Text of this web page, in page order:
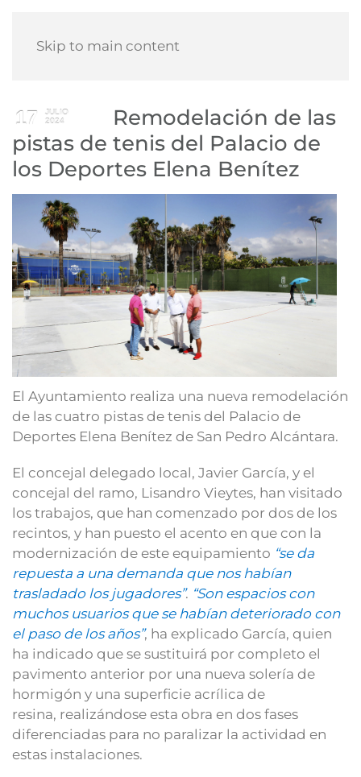
Skip to main content
17
JULIO
2024
Remodelación de las
pistas de tenis del Palacio de
los Deportes Elena Benítez
El Ayuntamiento realiza una nueva remodelación
de las cuatro pistas de tenis del Palacio de
Deportes Elena Benítez de San Pedro Alcántara.
El concejal delegado local, Javier García, y el
concejal del ramo, Lisandro Vieytes, han visitado
los trabajos, que han comenzado por dos de los
recintos, y han puesto el acento en que con la
modernización de este equipamiento “se da
repuesta a una demanda que nos habían
trasladado los jugadores”. “Son espacios con
muchos usuarios que se habían deteriorado con
el paso de los años”, ha explicado García, quien
ha indicado que se sustituirá por completo el
pavimento anterior por una nueva solería de
hormigón y una superficie acrílica de
resina, realizándose esta obra en dos fases
diferenciadas para no paralizar la actividad en
estas instalaciones.